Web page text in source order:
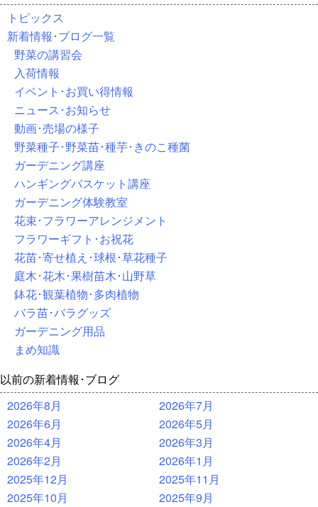
トピックス
新着情報･ブログ一覧
野菜の講習会
入荷情報
イベント･お買い得情報
ニュース･お知らせ
動画･売場の様子
野菜種子･野菜苗･種芋･きのこ種菌
ガーデニング講座
ハンギングバスケット講座
ガーデニング体験教室
花束･フラワーアレンジメント
フラワーギフト･お祝花
花苗･寄せ植え･球根･草花種子
庭木･花木･果樹苗木･山野草
鉢花･観葉植物･多肉植物
バラ苗･バラグッズ
ガーデニング用品
まめ知識
以前の新着情報･ブログ
2026年8月
2026年7月
2026年6月
2026年5月
2026年4月
2026年3月
2026年2月
2026年1月
2025年12月
2025年11月
2025年10月
2025年9月